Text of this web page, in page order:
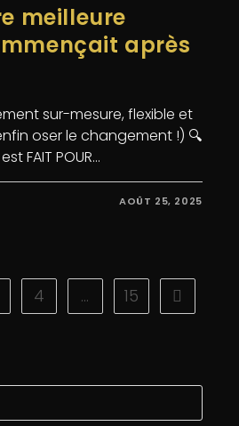
meilleure
après
sur-mesure, flexible et
oser le changement !) 🔍
FAIT POUR…
AOÛT 25, 2025
4 … 15